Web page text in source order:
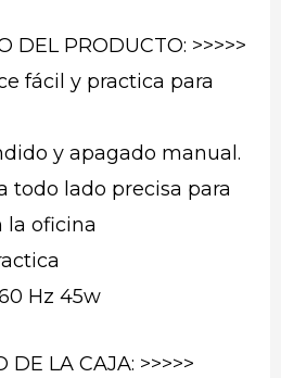
DEL PRODUCTO: >>>>>
fácil y practica para
y apagado manual.
todo lado precisa para
la oficina
Hz 45w
DE LA CAJA: >>>>>